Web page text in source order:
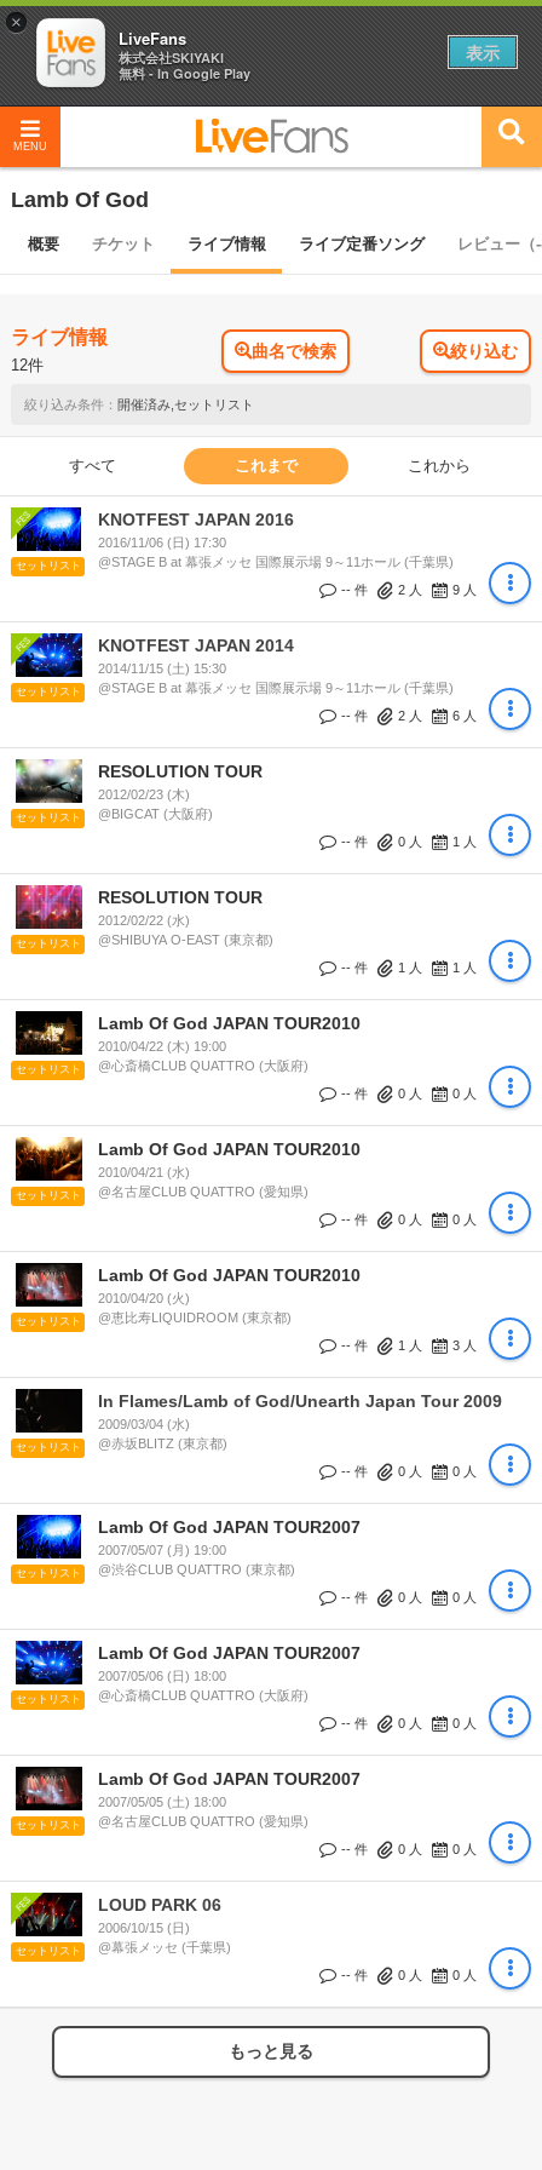
MENU
Lamb Of God
概要 チケット ライブ情報 ライブ定番ソング レビュー（
ライブ情報
12件
曲名で検索 絞り込む
開催済み,セットリスト
すべて これまで これから
セットリスト
KNOTFEST JAPAN 2016
2016/11/06 (日) 17:30
@STAGE B at 幕張メッセ 国際展示場 9～11ホール (千葉県)
-- 件
2 人 9 人
セットリスト
KNOTFEST JAPAN 2014
2014/11/15 (土) 15:30
@STAGE B at 幕張メッセ 国際展示場 9～11ホール (千葉県)
-- 件
2 人 6 人
セットリスト
RESOLUTION TOUR
2012/02/23 (木)
@BIGCAT (大阪府)
-- 件
0 人 1 人
セットリスト
RESOLUTION TOUR
2012/02/22 (水)
@SHIBUYA O-EAST (東京都)
-- 件
1 人 1 人
セットリスト
Lamb Of God JAPAN TOUR2010
2010/04/22 (木) 19:00
@心斎橋CLUB QUATTRO (大阪府)
-- 件
0 人 0 人
セットリスト
Lamb Of God JAPAN TOUR2010
2010/04/21 (水)
@名古屋CLUB QUATTRO (愛知県)
-- 件
0 人 0 人
セットリスト
Lamb Of God JAPAN TOUR2010
2010/04/20 (火)
@恵比寿LIQUIDROOM (東京都)
-- 件
1 人 3 人
セットリスト
In Flames/Lamb of God/Unearth Japan Tour 2009
2009/03/04 (水)
@赤坂BLITZ (東京都)
-- 件
0 人 0 人
セットリスト
Lamb Of God JAPAN TOUR2007
2007/05/07 (月) 19:00
@渋谷CLUB QUATTRO (東京都)
-- 件
0 人 0 人
セットリスト
Lamb Of God JAPAN TOUR2007
2007/05/06 (日) 18:00
@心斎橋CLUB QUATTRO (大阪府)
-- 件
0 人 0 人
セットリスト
Lamb Of God JAPAN TOUR2007
2007/05/05 (土) 18:00
@名古屋CLUB QUATTRO (愛知県)
-- 件
0 人 0 人
セットリスト
LOUD PARK 06
2006/10/15 (日)
@幕張メッセ (千葉県)
-- 件
0 人 0 人
もっと見る
×
LiveFans
株式会社SKIYAKI
無料 - In Google Play
表示